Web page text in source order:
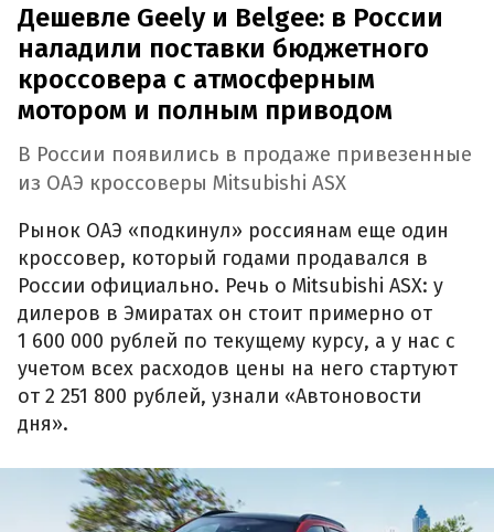
Дешевле Geely и Belgee: в России
наладили поставки бюджетного
кроссовера с атмосферным
мотором и полным приводом
В России появились в продаже привезенные
из ОАЭ кроссоверы Mitsubishi ASX
Рынок ОАЭ «подкинул» россиянам еще один
кроссовер, который годами продавался в
России официально. Речь о Mitsubishi ASX: у
дилеров в Эмиратах он стоит примерно от
1 600 000 рублей по текущему курсу, а у нас с
учетом всех расходов цены на него стартуют
от 2 251 800 рублей, узнали «Автоновости
дня».